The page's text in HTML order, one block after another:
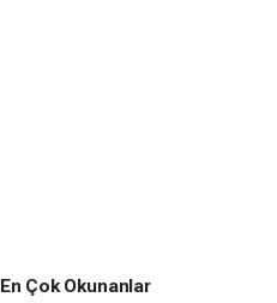
En Çok Okunanlar